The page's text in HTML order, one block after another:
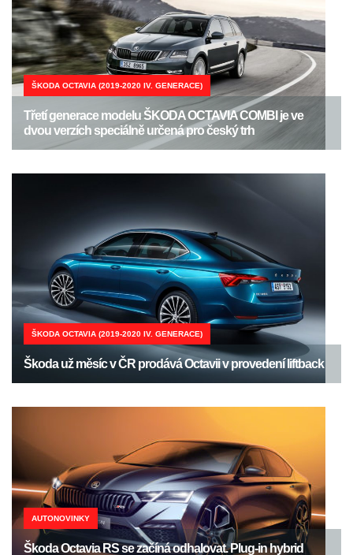
ŠKODA OCTAVIA (2019-2020 IV. GENERACE)
Třetí generace modelu ŠKODA OCTAVIA COMBI je ve
dvou verzích speciálně určená pro český trh
ŠKODA OCTAVIA (2019-2020 IV. GENERACE)
Škoda už měsíc v ČR prodává Octavii v provedení liftback
AUTONOVINKY
Škoda Octavia RS se začíná odhalovat. Plug-in hybrid